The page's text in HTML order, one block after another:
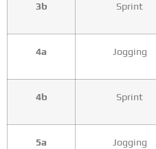
3b Sprint
4a Jogging
4b Sprint
5a Jogging